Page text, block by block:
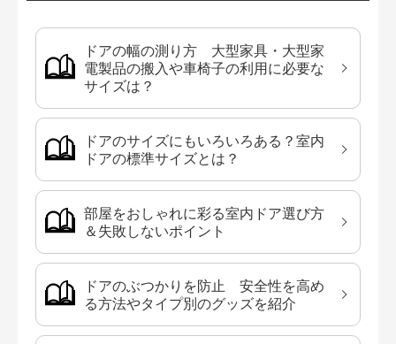
ドアの幅の測り方 大型家具・大型家
電製品の搬入や車椅子の利用に必要な
サイズは？
ドアのサイズにもいろいろある？室内
ドアの標準サイズとは？
部屋をおしゃれに彩る室内ドア選び方
＆失敗しないポイント
ドアのぶつかりを防止 安全性を高め
る方法やタイプ別のグッズを紹介